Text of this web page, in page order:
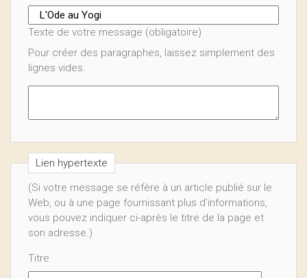
Texte de votre message (obligatoire)
Pour créer des paragraphes, laissez simplement des
lignes vides.
Lien hypertexte
(Si votre message se réfère à un article publié sur le
Web, ou à une page fournissant plus d’informations,
vous pouvez indiquer ci-après le titre de la page et
son adresse.)
Titre